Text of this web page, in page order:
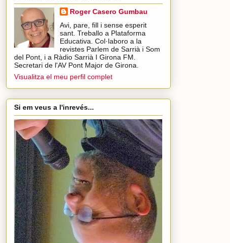
Roger Casero Gumbau
Avi, pare, fill i sense esperit
sant. Treballo a Plataforma
Educativa. Col·laboro a la
revistes Parlem de Sarrià i Som
del Pont, i a Ràdio Sarrià I Girona FM.
Secretari de l'AV Pont Major de Girona.
Visualitza el meu perfil complet
Si em veus a l'inrevés...